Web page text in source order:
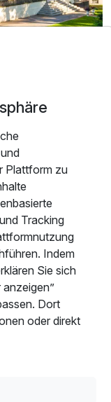
p.P. ab451,25 €
Berlin.
einmaligen
und
entfliehen
Hellmann,
Eleganz
strahlt jede
lädt die Gäste
zu verwöhnen.
des 18.
Plattform zu
Tracking
Indem
Sie sich
Dort
oder direkt